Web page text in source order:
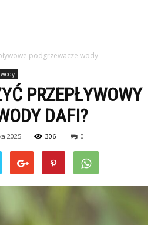
podgrzewacze wody
PRZEPŁYWOWY
DAFI?
2025 306 0